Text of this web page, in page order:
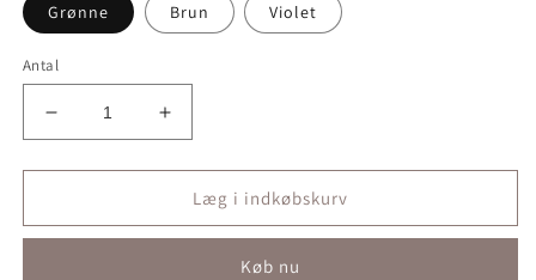
Grønne Brun Violet
Antal
Reducer
antallet
for
servietter/karklude
Øg
antallet
for
Hjemmelavede
servietter/karklude
Læg i indkøbskurv
Køb nu